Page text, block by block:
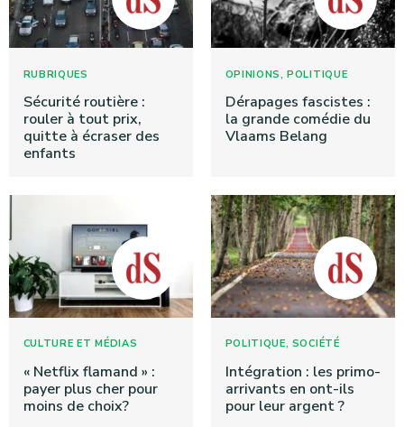
RUBRIQUES
Sécurité routière :
rouler à tout prix,
quitte à écraser des
enfants
OPINIONS,POLITIQUE
Dérapages fascistes :
la grande comédie du
Vlaams Belang
CULTURE ET MÉDIAS
« Netflix flamand » :
payer plus cher pour
moins de choix?
POLITIQUE, SOCIÉTÉ
Intégration : les primo-
arrivants en ont-ils
pour leur argent ?